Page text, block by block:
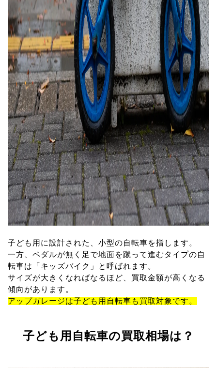
子ども用に設計された、小型の自転車を指します。
一方、ペダルが無く足で地面を蹴って進むタイプの自
転車は「キッズバイク」と呼ばれます。
サイズが大きくなればなるほど、買取金額が高くなる
傾向があります。
アップガレージは子ども用自転車も買取対象です。
子ども用自転車の買取相場は？